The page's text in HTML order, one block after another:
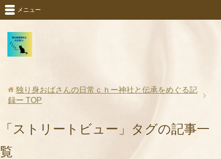
メニュー
独り身おばさんの日常ｃｈー神社と伝承をめぐる記
録ー TOP
「ストリートビュー」タグの記事一
覧